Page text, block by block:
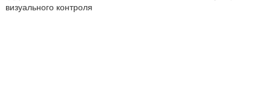
визуального контроля